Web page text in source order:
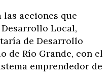
las acciones que
Local,
de Desarrollo
de Río Grande, con el
emprendedor de